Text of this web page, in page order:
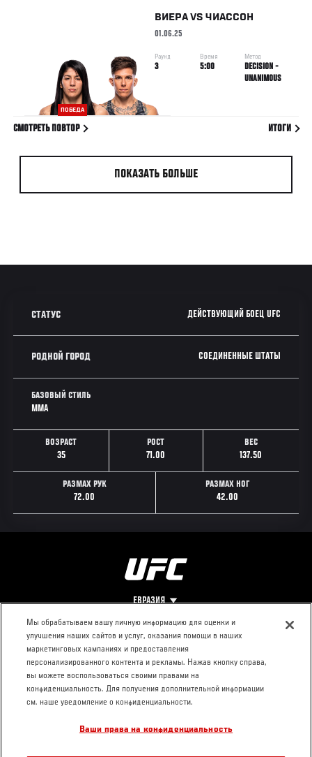
ПОБЕДА
ВИЕРАVS ЧИАССОН
01.06.25
Раунд
3
Время
5:00
Метод
DECISION -
UNANIMOUS
СМОТРЕТЬ ПОВТОР ИТОГИ
ПОКАЗАТЬ БОЛЬШЕ
СТАТУС ДЕЙСТВУЮЩИЙ БОЕЦ UFC
РОДНОЙ ГОРОД СОЕДИНЕННЫЕ ШТАТЫ
БАЗОВЫЙ СТИЛЬ
MMA
ВОЗРАСТ
35
РОСТ
71.00
ВЕС
137.50
РАЗМАХ РУК
72.00
РАЗМАХ НОГ
42.00
ЕВРАЗИЯ
Footer
О UFC
Про ММА
Социальная
ответственность
КОНТАКТЫ
Пресс-центр
Условия
использования
Мы обрабатываем вашу личную информацию для оценки и
улучшения наших сайтов и услуг, оказания помощи в наших
маркетинговых кампаниях и предоставления
персонализированного контента и рекламы. Нажав кнопку справа,
вы можете воспользоваться своими правами на
конфиденциальность. Для получения дополнительной информации
см. наше уведомление о конфиденциальности.
Ваши права на конфиденциальность